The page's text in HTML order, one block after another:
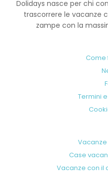
Dolidays nasce per chi
trascorrere le vacanze
zampe con la
Come
Termini
Vacanze
Case
Vacanze con il